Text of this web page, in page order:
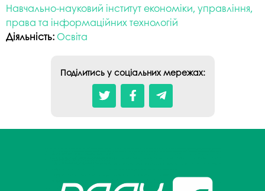
Навчально-науковий інститут економіки, управління,
права та інформаційних технологій
Діяльність: Освіта
Поділитись у соціальних мережах: